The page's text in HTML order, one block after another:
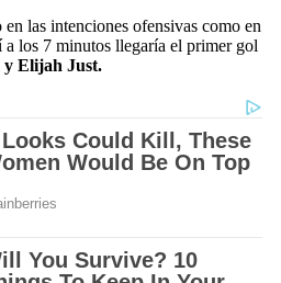
las intenciones ofensivas como en
los 7 minutos llegaría el primer gol
y Elijah Just.